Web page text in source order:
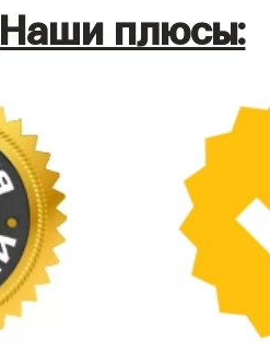
Наши плюсы: